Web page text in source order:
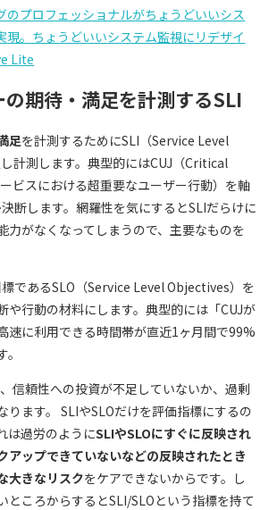
のプロフェッショナルがちょうどいいシス
現。ちょうどいいシステム監視にリデザイ
Lite
期待・満足を計測するSLI
足を計測するためにSLI（Service Level
計測します。典型的にはCUJ（Critical
ビスにおける超重要なユーザー行動）を軸
断します。網羅性を気にするとSLIだらけに
力がなくなってしまうので、主要なものを
であるSLO（Service Level Objectives）を
や行動の材料にします。典型的には「CUJが
速に利用できる時間帯が直近1ヶ月間で99%
信頼性への投資が不足していないか、過剰
ます。
SLIやSLOだけを評価指標にするの
は過労のようにSLIやSLOにすぐに反映され
アップできていないなどの反映されたとき
大きなリスクをケアできないからです。し
ところからするとSLI/SLOという指標を持て